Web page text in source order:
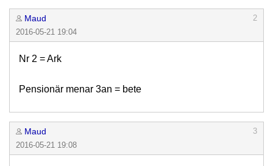
Maud
2
2016-05-21 19:04
Nr 2 = Ark
Pensionär menar 3an = bete
Maud
3
2016-05-21 19:08